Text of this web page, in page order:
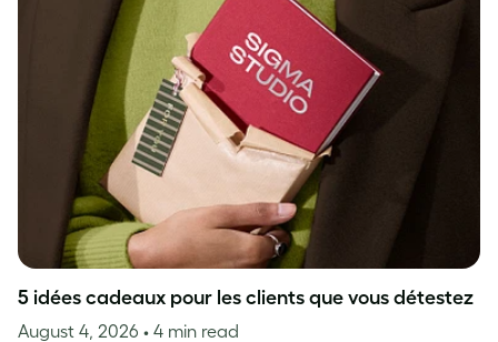
5 idées cadeaux pour les clients que vous détestez
August 4, 2026 • 4 min read